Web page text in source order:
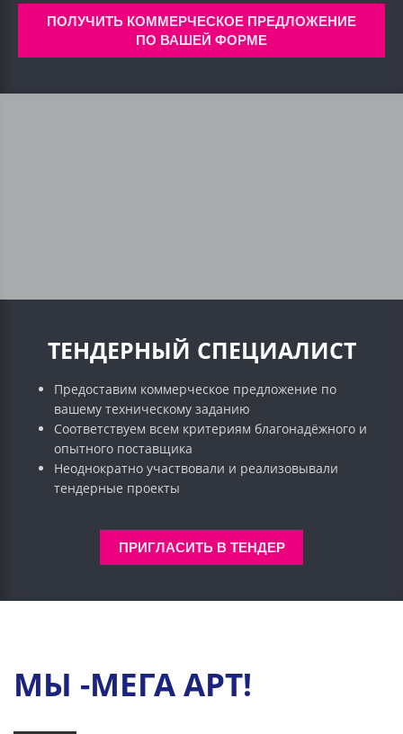
ПОЛУЧИТЬ КОММЕРЧЕСКОЕ ПРЕДЛОЖЕНИЕ
ПО ВАШЕЙ ФОРМЕ
ТЕНДЕРНЫЙ СПЕЦИАЛИСТ
Предоставим коммерческое предложение по
вашему техническому заданию
Соответствуем всем критериям благонадёжного и
опытного поставщика
Неоднократно участвовали и реализовывали
тендерные проекты
ПРИГЛАСИТЬ В ТЕНДЕР
МЫ -МЕГА АРТ!